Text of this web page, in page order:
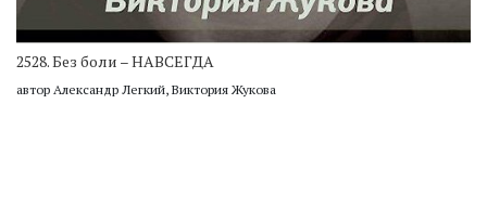
2528. Без боли – НАВСЕГДА
автор Александр Легкий, Виктория Жукова